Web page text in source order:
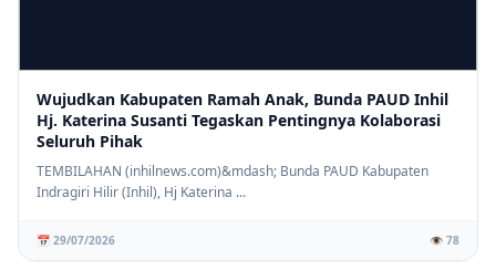
Wujudkan Kabupaten Ramah Anak, Bunda PAUD Inhil
Hj. Katerina Susanti Tegaskan Pentingnya Kolaborasi
Seluruh Pihak
TEMBILAHAN (inhilnews.com)&mdash; Bunda PAUD Kabupaten
Indragiri Hilir (Inhil), Hj Katerina ...
📅 29/07/2026 👁️ 78